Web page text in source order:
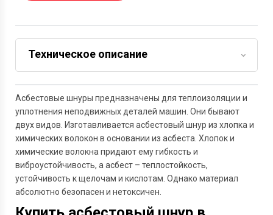
Техническое описание
Задать вопрос
Асбестовые шнуры предназначены для теплоизоляции и
уплотнения неподвижных деталей машин. Они бывают
двух видов. Изготавливается асбестовый шнур из хлопка и
химических волокон в основании из асбеста. Хлопок и
химические волокна придают ему гибкость и
виброустойчивость, а асбест – теплостойкость,
устойчивость к щелочам и кислотам. Однако материал
абсолютно безопасен и нетоксичен.